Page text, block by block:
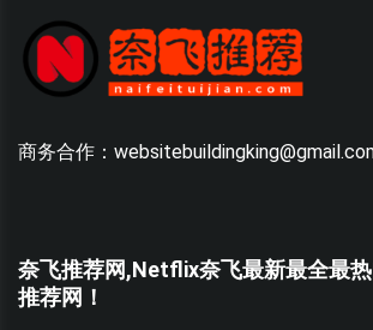
商务合作：
奈飞推荐网,Netflix奈飞最新最全最
推荐网！